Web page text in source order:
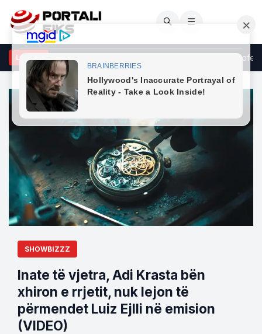
🔍 ☰
LAJMEKërkesat e LDK-së ndaj VV-së janë të ekzagjeruara,
SHOWBIZZZ
Inate të vjetra, Adi Krasta bën
xhiron e rrjetit, nuk lejon të
përmendet Luiz Ejlli në emision
(VIDEO)